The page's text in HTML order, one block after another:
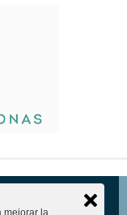
mejorar la